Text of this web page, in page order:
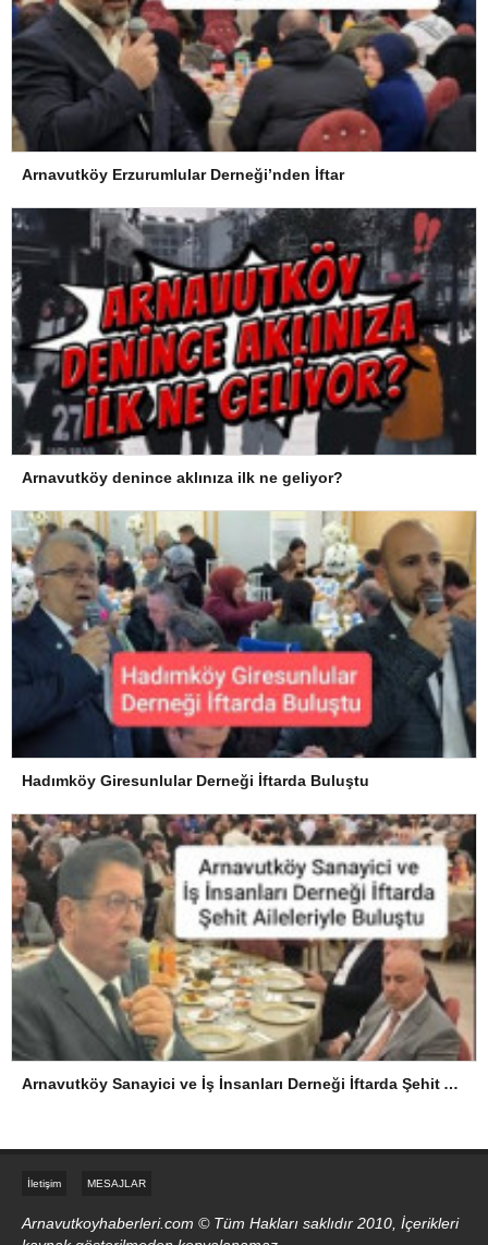
Arnavutköy Erzurumlular Derneği’nden İftar
Arnavutköy denince aklınıza ilk ne geliyor?
Hadımköy Giresunlular Derneği İftarda Buluştu
Arnavutköy Sanayici ve İş İnsanları Derneği İftarda Şehit Aileleriyle Buluştu
İletişim MESAJLAR
Arnavutkoyhaberleri.com © Tüm Hakları saklıdır 2010, İçerikleri